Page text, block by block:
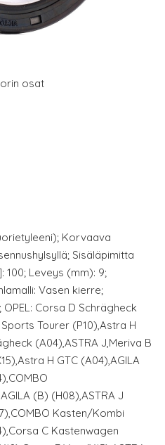
osat
Korvaava
Sisäläpimitta
100; Leveys (mm): 9;
Vasen kierre;
Corsa D Schrägheck
Tourer (P10),Astra H
(A04),ASTRA J,Meriva B
H GTC (A04),AGILA
(B) (H08),ASTRA J
Kasten/Kombi
C Kastenwagen